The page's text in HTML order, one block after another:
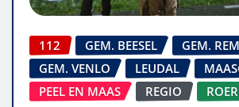
112 GEM. BEESEL
GEM.
GEM. VENLO
LEUDAL
PEEL EN MAAS
REGIO